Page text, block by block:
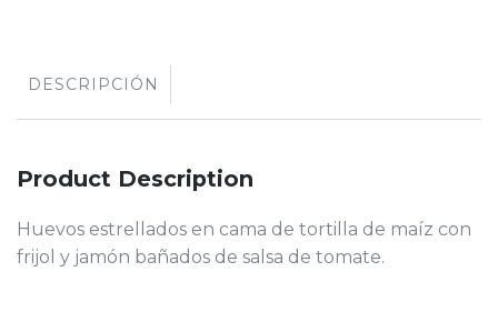
DESCRIPCIÓN
Product Description
Huevos estrellados en cama de tortilla de maíz con
frijol y jamón bañados de salsa de tomate.